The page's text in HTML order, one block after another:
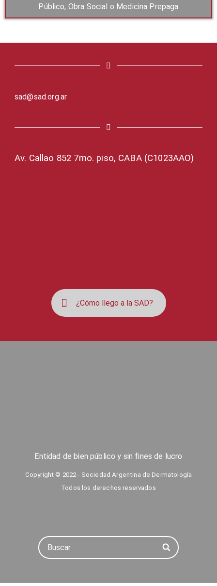
Público, Obra Social o Medicina Prepaga
sad@sad.org.ar
Av. Callao 852 7mo. piso, CABA (C1023AAO)
¿Cómo llego a la SAD?
Entidad de bien público y sin fines de lucro
Copyright © 2022 - Sociedad Argentina de Dermatología
Todos los derechos reservados